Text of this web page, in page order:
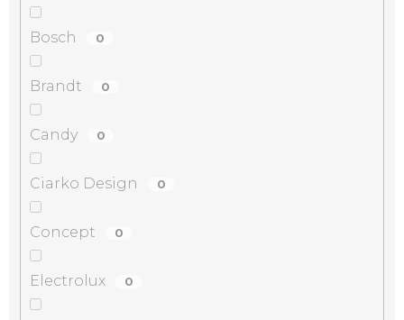
Bosch 0
Brandt 0
Candy 0
Ciarko Design 0
Concept 0
Electrolux 0